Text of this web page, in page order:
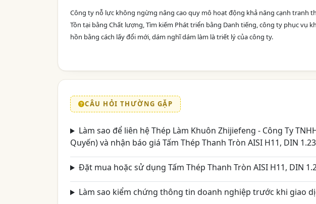
Công ty nỗ lực không ngừng nâng cao quy mô hoạt động khả năng cạnh tranh
Tồn tại bằng Chất lượng, Tìm kiếm Phát triển bằng Danh tiếng, công ty phục vụ
hồn bằng cách lấy đổi mới, dám nghĩ dám làm là triết lý của công ty.
CÂU HỎI THƯỜNG GẶP
Làm sao để liên hệ Thép Làm Khuôn Zhijiefeng - Công Ty
Quyến) và nhận báo giá Tấm Thép Thanh Tròn AISI H11, DIN
Đặt mua hoặc sử dụng Tấm Thép Thanh Tròn AISI H11, DIN
Làm sao kiểm chứng thông tin doanh nghiệp trước khi giao